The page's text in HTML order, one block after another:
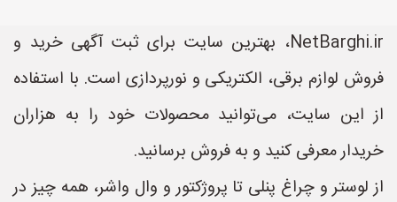
NetBarghi.ir، بهترین سایت برای ثبت آگهی خرید و
فروش لوازم برقی، الکتریکی و نورپردازی است. با استفاده
از این سایت، می‌توانید محصولات خود را به هزاران
خریدار معرفی کنید و به فروش برسانید.
از لوستر و چراغ پنلی تا پروژکتور و وال واشر، همه چیز در